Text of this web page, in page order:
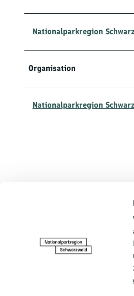
Nationalparkregion
Organisation
Nationalparkregion